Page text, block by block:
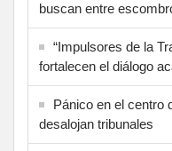
buscan entre
“Impulsores de la
fortalecen el diálogo
Pánico en el centro
desalojan tribunales